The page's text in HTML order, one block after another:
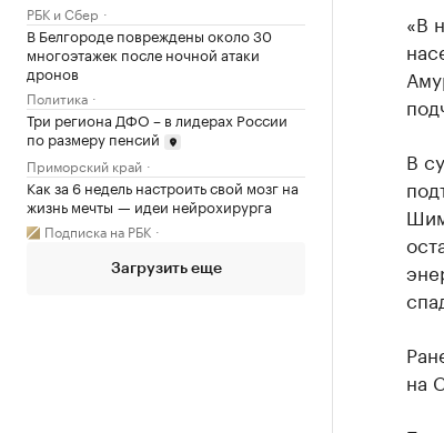
РБК и Сбер
В Белгороде повреждены около 30
многоэтажек после ночной атаки
дронов
Политика
Три региона ДФО – в лидерах России
по размеру пенсий
Приморский край
Как за 6 недель настроить свой мозг на
жизнь мечты — идеи нейрохирурга
Подписка на РБК
Загрузить еще
«В
В
на